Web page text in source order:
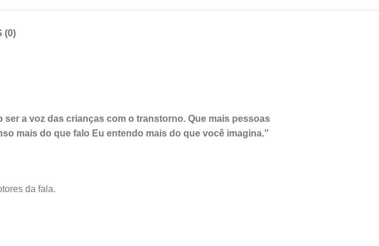
(0)
a voz das crianças com o transtorno. Que mais pessoas
mais do que falo Eu entendo mais do que você imagina.”
da fala.